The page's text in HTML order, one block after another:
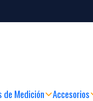
de Medición Accesorios